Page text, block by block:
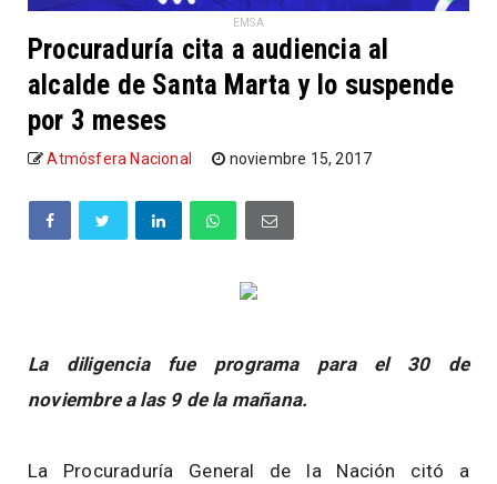
EMSA
Procuraduría cita a audiencia al
alcalde de Santa Marta y lo suspende
por 3 meses
Atmósfera Nacional noviembre 15, 2017
La diligencia fue programa para el 30 de
noviembre a las 9 de la mañana.
La Procuraduría General de la Nación citó a